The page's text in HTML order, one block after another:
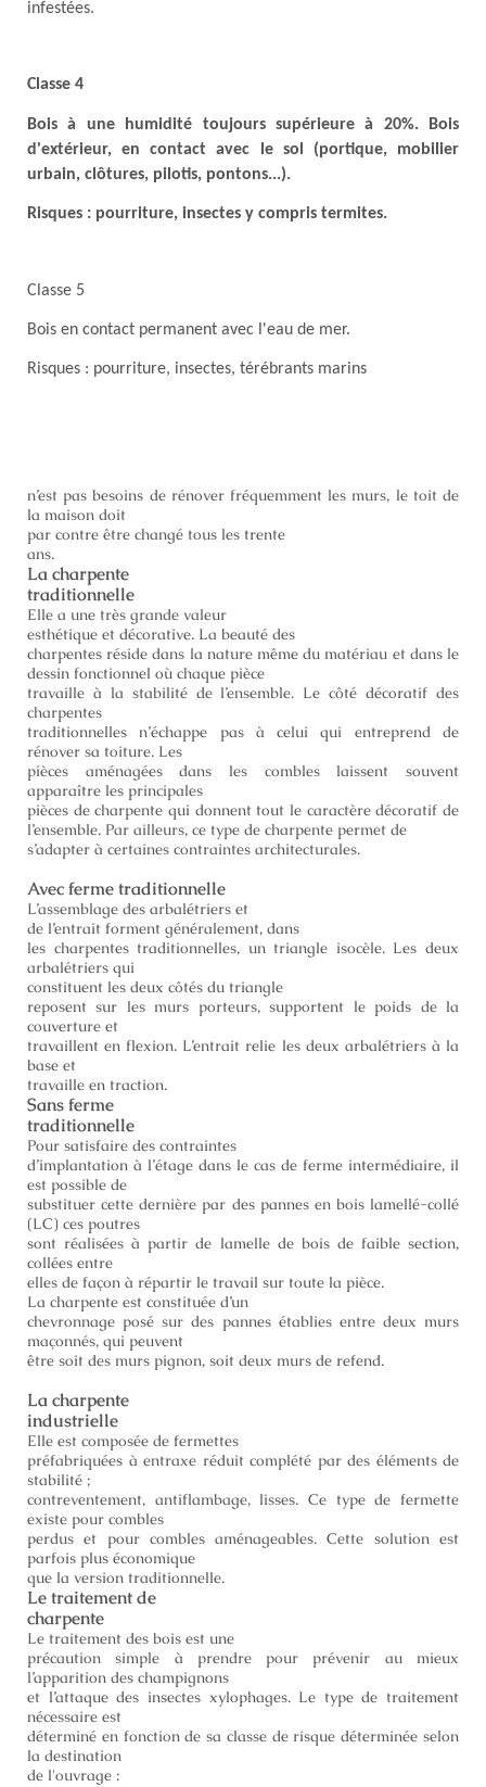
infestées.
Classe 4
Bois à une humidité toujours supérieure à 20%. Bois
d'extérieur, en contact avec le sol (portique, mobilier
urbain, clôtures, pilotis, pontons...).
Risques : pourriture, insectes y compris termites.
Classe 5
Bois en contact permanent avec l'eau de mer.
Risques : pourriture, insectes, térébrants marins
n’est pas besoins de rénover fréquemment les murs, le toit de
la maison doit
par contre être changé tous les trente
ans.
La charpente
traditionnelle
Elle a une très grande valeur
esthétique et décorative. La beauté des
charpentes réside dans la nature même du matériau et dans le
dessin fonctionnel où chaque pièce
travaille à la stabilité de l’ensemble. Le côté décoratif des
charpentes
traditionnelles n’échappe pas à celui qui entreprend de
rénover sa toiture. Les
pièces aménagées dans les combles laissent souvent
apparaître les principales
pièces de charpente qui donnent tout le caractère décoratif de
l’ensemble. Par ailleurs, ce type de charpente permet de
s’adapter à certaines contraintes architecturales.
Avec ferme traditionnelle
L’assemblage des arbalétriers et
de l’entrait forment généralement, dans
les charpentes traditionnelles, un triangle isocèle. Les deux
arbalétriers qui
constituent les deux côtés du triangle
reposent sur les murs porteurs, supportent le poids de la
couverture et
travaillent en flexion. L’entrait relie les deux arbalétriers à la
base et
travaille en traction.
Sans ferme
traditionnelle
Pour satisfaire des contraintes
d’implantation à l’étage dans le cas de ferme intermédiaire, il
est possible de
substituer cette dernière par des pannes en bois lamellé-collé
(LC) ces poutres
sont réalisées à partir de lamelle de bois de faible section,
collées entre
elles de façon à répartir le travail sur toute la pièce.
La charpente est constituée d’un
chevronnage posé sur des pannes établies entre deux murs
maçonnés, qui peuvent
être soit des murs pignon, soit deux murs de refend.
La charpente
industrielle
Elle est composée de fermettes
préfabriquées à entraxe réduit complété par des éléments de
stabilité ;
contreventement, antiflambage, lisses. Ce type de fermette
existe pour combles
perdus et pour combles aménageables. Cette solution est
parfois plus économique
que la version traditionnelle.
Le traitement de
charpente
Le traitement des bois est une
précaution simple à prendre pour prévenir au mieux
l’apparition des champignons
et l’attaque des insectes xylophages. Le type de traitement
nécessaire est
déterminé en fonction de sa classe de risque déterminée selon
la destination
de l'ouvrage :